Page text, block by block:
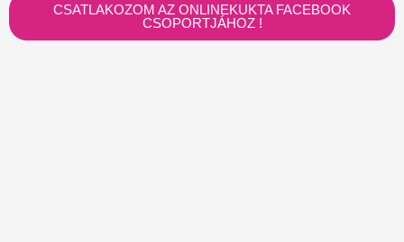
CSATLAKOZOM AZ ONLINEKUKTA FACEBOOK
CSOPORTJÁHOZ !